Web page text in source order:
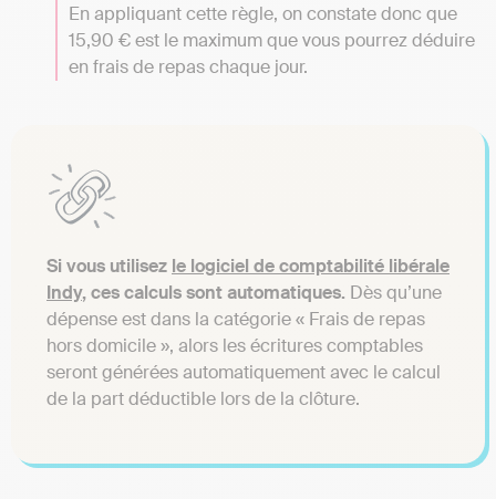
En appliquant cette règle, on constate donc que
15,90 € est le maximum que vous pourrez déduire
en frais de repas chaque jour.
Si vous utilisez le logiciel de comptabilité libérale
Indy, ces calculs sont automatiques. Dès qu’une
dépense est dans la catégorie « Frais de repas
hors domicile », alors les écritures comptables
seront générées automatiquement avec le calcul
de la part déductible lors de la clôture.